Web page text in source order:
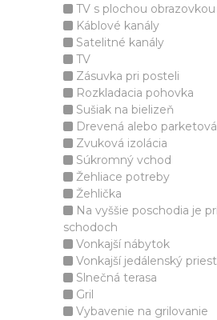
TV s plochou obrazovkou
Káblové kanály
Satelitné kanály
TV
Zásuvka pri posteli
Rozkladacia pohovka
Sušiak na bielizeň
Drevená alebo
Zvuková izolácia
Súkromný vchod
Žehliace potreby
Žehlička
Na vyššie poschodia je
schodoch
Vonkajší nábytok
Vonkajší jedálenský
Slnečná terasa
Gril
Vybavenie na grilovanie